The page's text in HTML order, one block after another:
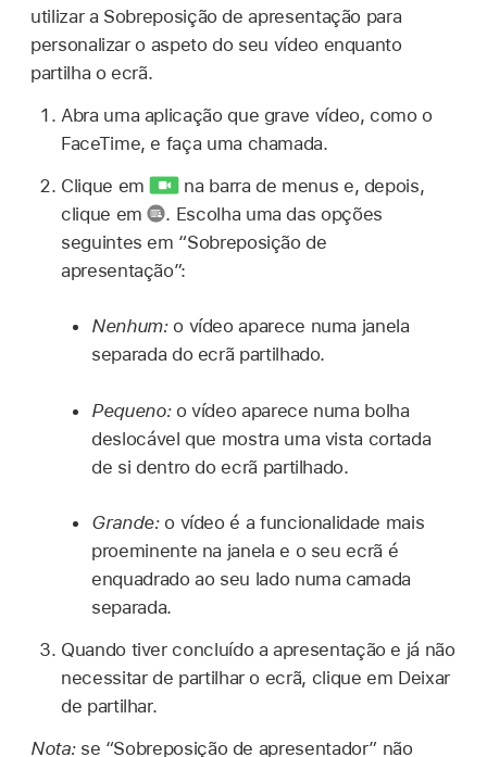
utilizar a Sobreposição de apresentação para
personalizar o aspeto do seu vídeo enquanto
partilha o ecrã.
Abra uma aplicação que grave vídeo, como o
FaceTime, e faça uma chamada.
Clique em
na barra de menus e, depois,
clique em
. Escolha uma das opções
seguintes em “Sobreposição de
apresentação”:
Nenhum:o vídeo aparece numa janela
separada do ecrã partilhado.
Pequeno:o vídeo aparece numa bolha
deslocável que mostra uma vista cortada
de si dentro do ecrã partilhado.
Grande:o vídeo é a funcionalidade mais
proeminente na janela e o seu ecrã é
enquadrado ao seu lado numa camada
separada.
Quando tiver concluído a apresentação e já não
necessitar de partilhar o ecrã, clique em Deixar
de partilhar.
Nota: se “Sobreposição de apresentador” não